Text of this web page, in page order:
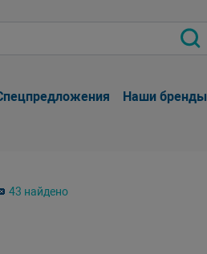
Наши бренды
43 найдено